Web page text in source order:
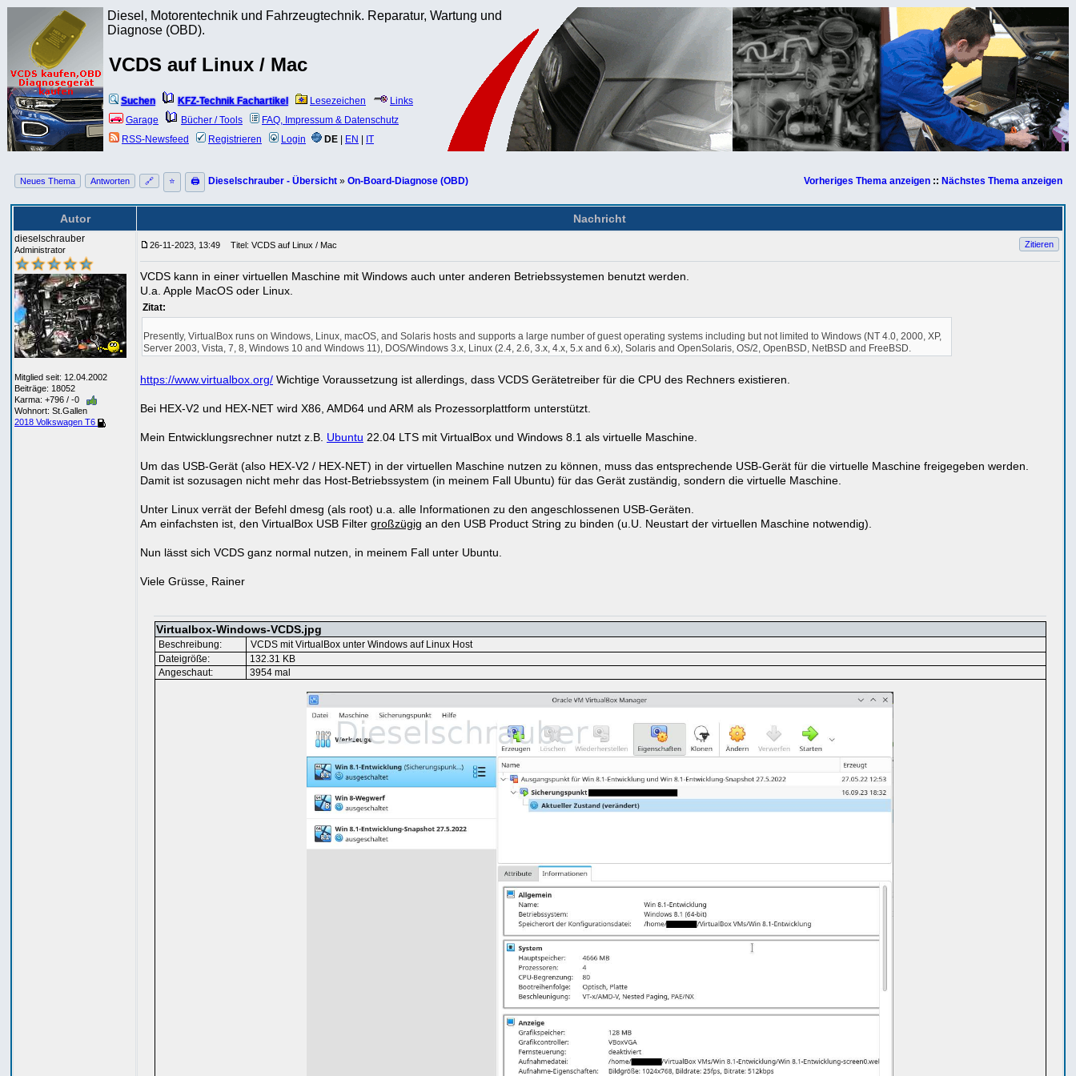
Diesel, Motorentechnik und Fahrzeugtechnik. Reparatur, Wartung und
Diagnose (OBD).
VCDS auf Linux / Mac
Suchen KFZ-Technik Fachartikel Lesezeichen
Links
Garage
Bücher / Tools
FAQ, Impressum & Datenschutz
RSS-Newsfeed
Registrieren Login DE EN IT
Neues Thema Antworten 🔗 ⭐ 🖨 Dieselschrauber - Übersicht » On-Board-Diagnose (OBD) Vorheriges Thema anzeigen :: Nächstes Thema anzeigen
Autor Nachricht
dieselschrauber
Administrator
Mitglied seit: 12.04.2002
Beiträge: 18052
Karma: +796 / -0
Wohnort: St.Gallen
2018 Volkswagen T6
26-11-2023, 13:49 Titel: VCDS auf Linux / Mac Zitieren
VCDS kann in einer virtuellen Maschine mit Windows auch unter anderen Betriebssystemen benutzt werden.
U.a. Apple MacOS oder Linux.
Zitat:
Presently, VirtualBox runs on Windows, Linux, macOS, and Solaris hosts and supports a large number of guest operating systems including but not limited to Windows (NT 4.0, 2000, XP,
Server 2003, Vista, 7, 8, Windows 10 and Windows 11), DOS/Windows 3.x, Linux (2.4, 2.6, 3.x, 4.x, 5.x and 6.x), Solaris and OpenSolaris, OS/2, OpenBSD, NetBSD and FreeBSD.
https://www.virtualbox.org/ Wichtige Voraussetzung ist allerdings, dass VCDS Gerätetreiber für die CPU des Rechners existieren.
Bei HEX-V2 und HEX-NET wird X86, AMD64 und ARM als Prozessorplattform unterstützt.
Mein Entwicklungsrechner nutzt z.B. Ubuntu 22.04 LTS mit VirtualBox und Windows 8.1 als virtuelle Maschine.
Um das USB-Gerät (also HEX-V2 / HEX-NET) in der virtuellen Maschine nutzen zu können, muss das entsprechende USB-Gerät für die virtuelle Maschine freigegeben werden.
Damit ist sozusagen nicht mehr das Host-Betriebssystem (in meinem Fall Ubuntu) für das Gerät zuständig, sondern die virtuelle Maschine.
Unter Linux verrät der Befehl dmesg (als root) u.a. alle Informationen zu den angeschlossenen USB-Geräten.
Am einfachsten ist, den VirtualBox USB Filter großzügig an den USB Product String zu binden (u.U. Neustart der virtuellen Maschine notwendig).
Nun lässt sich VCDS ganz normal nutzen, in meinem Fall unter Ubuntu.
Viele Grüsse, Rainer
Virtualbox-Windows-VCDS.jpg
Beschreibung:
VCDS mit VirtualBox unter Windows auf Linux Host
Dateigröße:
132.31 KB
Angeschaut:
3954 mal